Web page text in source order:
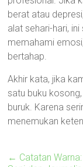
berat atau
alat sehari-hari,
memahami
bertahap.
Akhir kata, jika
satu buku
buruk. Karena
menemukan
← Catatan